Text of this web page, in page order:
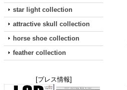
star light collection
attractive skull collection
horse shoe collection
feather collection
[プレス情報]